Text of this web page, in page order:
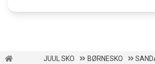
JUUL SKO BØRNESKO